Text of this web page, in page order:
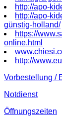
http://apo-
http://apo-
günstig-holland/
https://
online.html
http://
Vorbestellung /
Notdienst
Öffnungszeiten